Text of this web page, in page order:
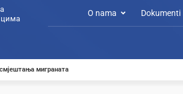
O nama Dokumenti
миграната